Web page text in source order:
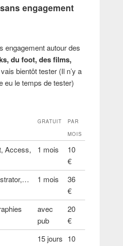
engagement
engagement autour des
du foot, des films,
bientôt tester (Il n’y a
eu le temps de tester)
GRATUIT
PAR
MOIS
Access,
1 mois
10
€
1 mois
36
€
avec
pub
20
€
15 jours 10